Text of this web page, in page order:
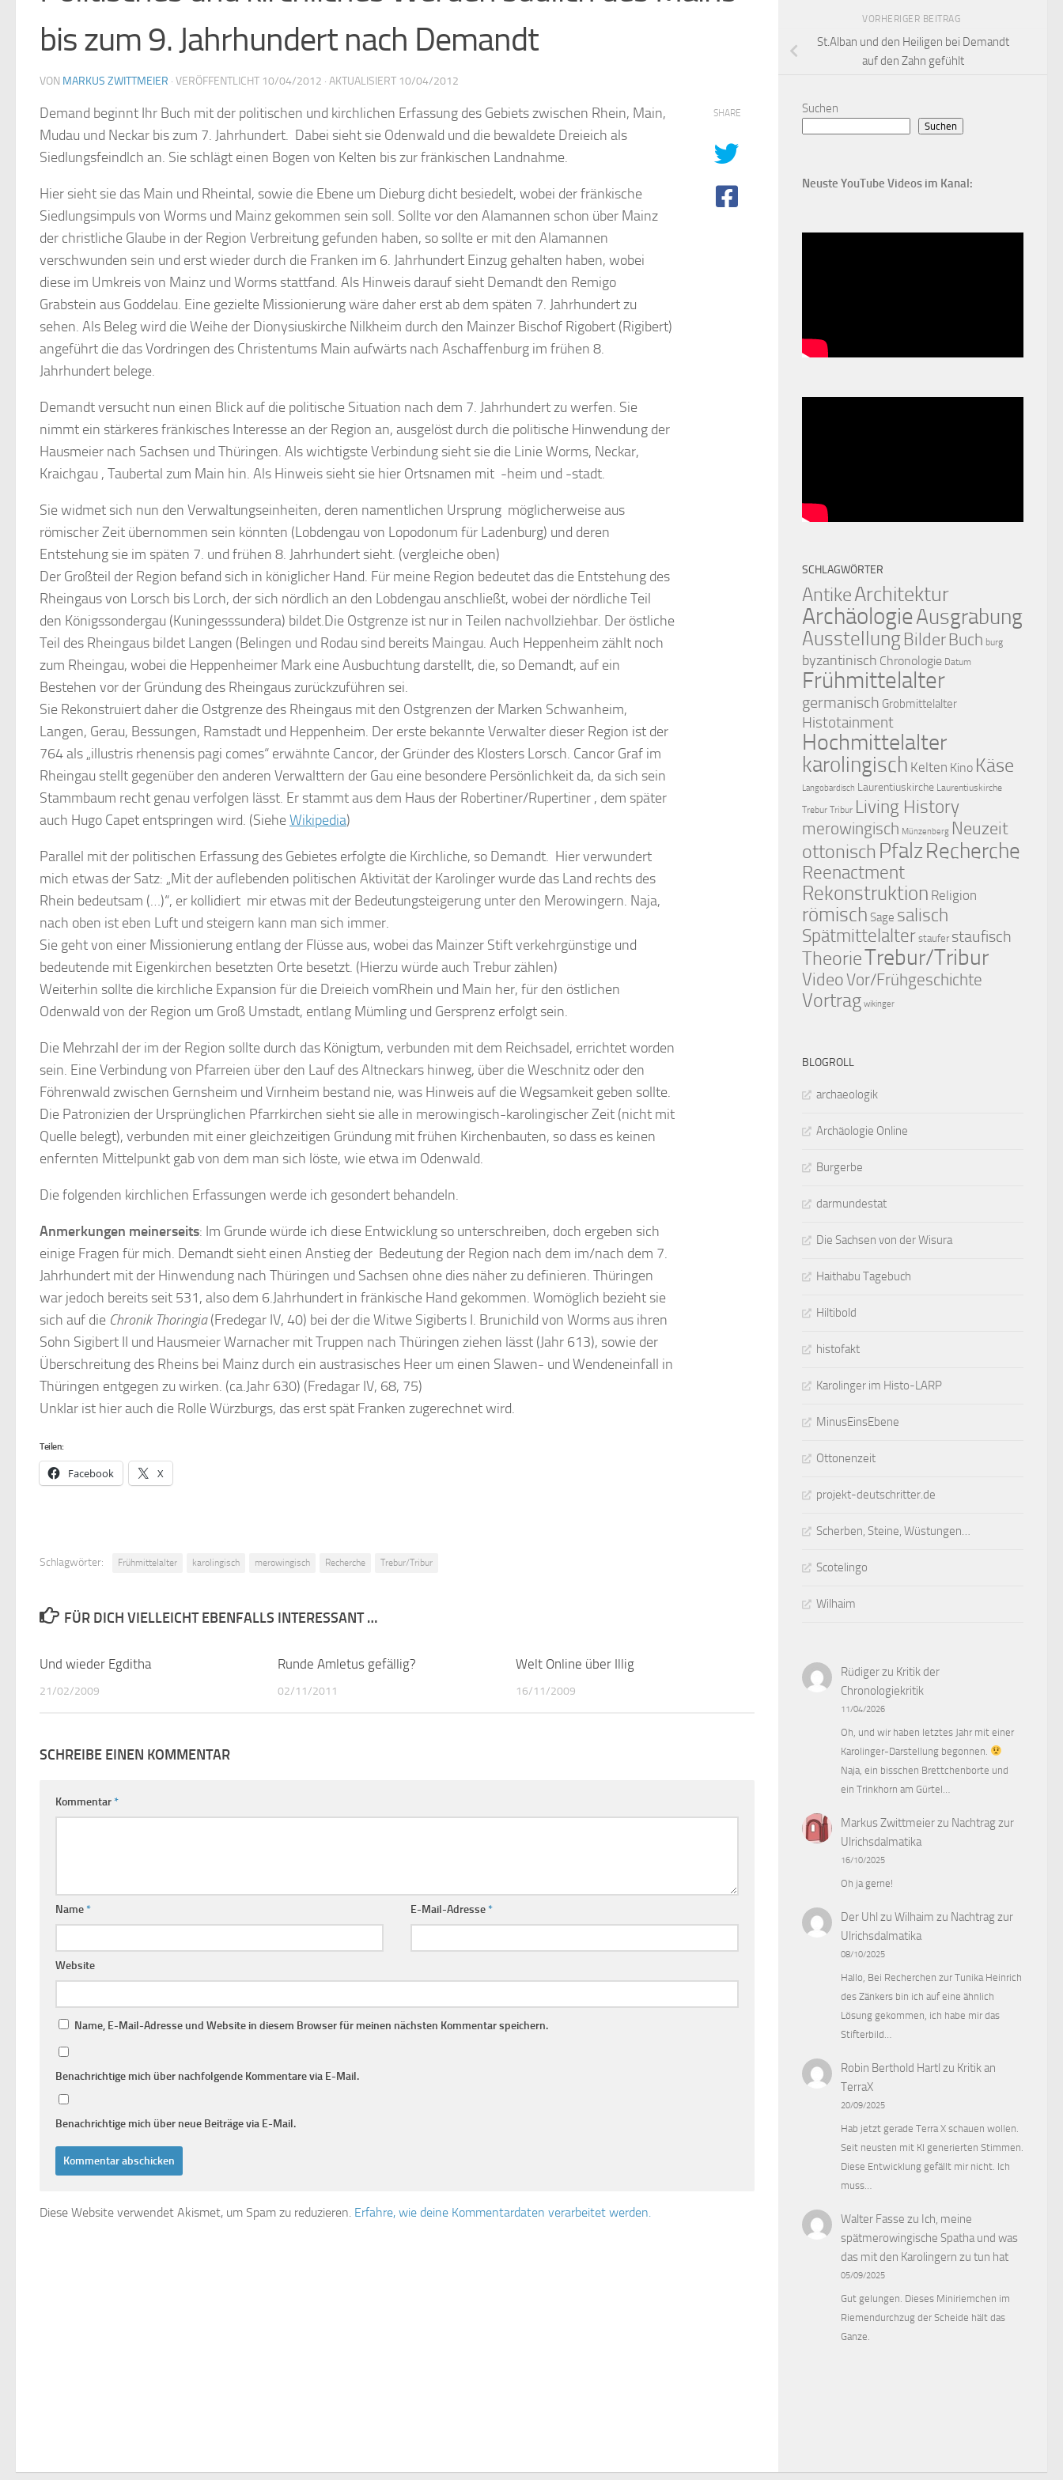
bis zum 9. Jahrhundert nach Demandt
VON MARKUS ZWITTMEIER · VERÖFFENTLICHT 10/04/2012 · AKTUALISIERT 10/04/2012
Demand beginnt Ihr Buch mit der politischen und kirchlichen Erfassung des Gebiets zwischen Rhein, Main,
Mudau und Neckar bis zum 7. Jahrhundert. Dabei sieht sie Odenwald und die bewaldete Dreieich als
Siedlungsfeindlch an. Sie schlägt einen Bogen von Kelten bis zur fränkischen Landnahme.
Hier sieht sie das Main und Rheintal, sowie die Ebene um Dieburg dicht besiedelt, wobei der fränkische
Siedlungsimpuls von Worms und Mainz gekommen sein soll. Sollte vor den Alamannen schon über Mainz
der christliche Glaube in der Region Verbreitung gefunden haben, so sollte er mit den Alamannen
verschwunden sein und erst wieder durch die Franken im 6. Jahrhundert Einzug gehalten haben, wobei
diese im Umkreis von Mainz und Worms stattfand. Als Hinweis darauf sieht Demandt den Remigo
Grabstein aus Goddelau. Eine gezielte Missionierung wäre daher erst ab dem späten 7. Jahrhundert zu
sehen. Als Beleg wird die Weihe der Dionysiuskirche Nilkheim durch den Mainzer Bischof Rigobert (Rigibert)
angeführt die das Vordringen des Christentums Main aufwärts nach Aschaffenburg im frühen 8.
Jahrhundert belege.
Demandt versucht nun einen Blick auf die politische Situation nach dem 7. Jahrhundert zu werfen. Sie
nimmt ein stärkeres fränkisches Interesse an der Region an, ausgelöst durch die politische Hinwendung der
Hausmeier nach Sachsen und Thüringen. Als wichtigste Verbindung sieht sie die Linie Worms, Neckar,
Kraichgau , Taubertal zum Main hin. Als Hinweis sieht sie hier Ortsnamen mit -heim und -stadt.
Sie widmet sich nun den Verwaltungseinheiten, deren namentlichen Ursprung möglicherweise aus
römischer Zeit übernommen sein könnten (Lobdengau von Lopodonum für Ladenburg) und deren
Entstehung sie im späten 7. und frühen 8. Jahrhundert sieht. (vergleiche oben)
Der Großteil der Region befand sich in königlicher Hand. Für meine Region bedeutet das die Entstehung des
Rheingaus von Lorsch bis Lorch, der sich nördlich an den Lobdengau anschließt, wobei der nördliche Teil
den Königssondergau (Kuningesssundera) bildet.Die Ostgrenze ist nur in Teilen nachvollziehbar. Der östliche
Teil des Rheingaus bildet Langen (Belingen und Rodau sind bereits Maingau. Auch Heppenheim zählt noch
zum Rheingau, wobei die Heppenheimer Mark eine Ausbuchtung darstellt, die, so Demandt, auf ein
Bestehen vor der Gründung des Rheingaus zurückzuführen sei.
Sie Rekonstruiert daher die Ostgrenze des Rheingaus mit den Ostgrenzen der Marken Schwanheim,
Langen, Gerau, Bessungen, Ramstadt und Heppenheim. Der erste bekannte Verwalter dieser Region ist der
764 als „illustris rhenensis pagi comes“ erwähnte Cancor, der Gründer des Klosters Lorsch. Cancor Graf im
Rheingau stellt gegenüber den anderen Verwalttern der Gau eine besondere Persönlichkeit da, da sich sein
Stammbaum recht genau verfolgen lässt. Er stammt aus dem Haus der Robertiner/Rupertiner , dem später
auch Hugo Capet entspringen wird. (SieheWikipedia)
Parallel mit der politischen Erfassung des Gebietes erfolgte die Kirchliche, so Demandt. Hier verwundert
mich etwas der Satz: „Mit der auflebenden politischen Aktivität der Karolinger wurde das Land rechts des
Rhein bedeutsam (…)“, er kollidiert mir etwas mit der Bedeutungsteigerung unter den Merowingern. Naja,
nach oben ist eben Luft und steigern kann man sich immer.
Sie geht von einer Missionierung entlang der Flüsse aus, wobei das Mainzer Stift verkehrgünstige und
bedeutende mit Eigenkirchen besetzten Orte besetzt. (Hierzu würde auch Trebur zählen)
Weiterhin sollte die kirchliche Expansion für die Dreieich vomRhein und Main her, für den östlichen
Odenwald von der Region um Groß Umstadt, entlang Mümling und Gersprenz erfolgt sein.
Die Mehrzahl der im der Region sollte durch das Königtum, verbunden mit dem Reichsadel, errichtet worden
sein. Eine Verbindung von Pfarreien über den Lauf des Altneckars hinweg, über die Weschnitz oder den
Föhrenwald zwischen Gernsheim und Virnheim bestand nie, was Hinweis auf die Wegsamkeit geben sollte.
Die Patronizien der Ursprünglichen Pfarrkirchen sieht sie alle in merowingisch-karolingischer Zeit (nicht mit
Quelle belegt), verbunden mit einer gleichzeitigen Gründung mit frühen Kirchenbauten, so dass es keinen
enfernten Mittelpunkt gab von dem man sich löste, wie etwa im Odenwald.
Die folgenden kirchlichen Erfassungen werde ich gesondert behandeln.
Anmerkungen meinerseits: Im Grunde würde ich diese Entwicklung so unterschreiben, doch ergeben sich
einige Fragen für mich. Demandt sieht einen Anstieg der Bedeutung der Region nach dem im/nach dem 7.
Jahrhundert mit der Hinwendung nach Thüringen und Sachsen ohne dies näher zu definieren. Thüringen
war jedoch bereits seit 531, also dem 6.Jahrhundert in fränkische Hand gekommen. Womöglich bezieht sie
sich auf die Chronik Thoringia(Fredegar IV, 40) bei der die Witwe Sigiberts I. Brunichild von Worms aus ihren
Sohn Sigibert II und Hausmeier Warnacher mit Truppen nach Thüringen ziehen lässt (Jahr 613), sowie der
Überschreitung des Rheins bei Mainz durch ein austrasisches Heer um einen Slawen- und Wendeneinfall in
Thüringen entgegen zu wirken. (ca.Jahr 630) (Fredagar IV, 68, 75)
Unklar ist hier auch die Rolle Würzburgs, das erst spät Franken zugerechnet wird.
Teilen:
Facebook X
SHARE
Schlagwörter: Frühmittelalter karolingisch merowingisch Recherche Trebur/Tribur
FÜR DICH VIELLEICHT EBENFALLS INTERESSANT …
Und wieder Egditha
21/02/2009
Runde Amletus gefällig?
02/11/2011
Welt Online über Illig
16/11/2009
SCHREIBE EINEN KOMMENTAR
Kommentar*
Name* E-Mail-Adresse*
Website
Name, E-Mail-Adresse und Website in diesem Browser für meinen nächsten Kommentar speichern.
Benachrichtige mich über nachfolgende Kommentare via E-Mail.
Benachrichtige mich über neue Beiträge via E-Mail.
Diese Website verwendet Akismet, um Spam zu reduzieren. Erfahre, wie deine Kommentardaten verarbeitet werden.
VORHERIGER BEITRAG
St.Alban und den Heiligen bei Demandt
auf den Zahn gefühlt
Suchen
Suchen
Neuste YouTube Videos im Kanal:
SCHLAGWÖRTER
AntikeArchitektur
ArchäologieAusgrabung
AusstellungBilder Buch burg
byzantinisch Chronologie Datum
Frühmittelalter
germanisch Grobmittelalter
Histotainment
Hochmittelalter
karolingisch Kelten Kino Käse
Langobardisch Laurentiuskirche Laurentiuskirche
Trebur Tribur Living History
merowingisch Münzenberg Neuzeit
ottonisch PfalzRecherche
Reenactment
Rekonstruktion Religion
römisch Sage salisch
Spätmittelalter staufer staufisch
TheorieTrebur/Tribur
VideoVor/Frühgeschichte
Vortrag wikinger
BLOGROLL
archaeologik
Archäologie Online
Burgerbe
darmundestat
Die Sachsen von der Wisura
Haithabu Tagebuch
Hiltibold
histofakt
Karolinger im Histo-LARP
MinusEinsEbene
Ottonenzeit
projekt-deutschritter.de
Scherben, Steine, Wüstungen…
Scotelingo
Wilhaim
Rüdigerzu Kritik der
Chronologiekritik
11/04/2026
Oh, und wir haben letztes Jahr mit einer
Karolinger-Darstellung begonnen.
Naja, ein bisschen Brettchenborte und
ein Trinkhorn am Gürtel…
Markus Zwittmeierzu Nachtrag zur
Ulrichsdalmatika
16/10/2025
Oh ja gerne!
Der Uhl zu Wilhaim zu Nachtrag zur
Ulrichsdalmatika
08/10/2025
Hallo, Bei Recherchen zur Tunika Heinrich
des Zänkers bin ich auf eine ähnlich
Lösung gekommen, ich habe mir das
Stifterbild…
Robin Berthold Hartl zu Kritik an
TerraX
20/09/2025
Hab jetzt gerade Terra X schauen wollen.
Seit neusten mit KI generierten Stimmen.
Diese Entwicklung gefällt mir nicht. Ich
muss…
Walter Fasse zu Ich, meine
spätmerowingische Spatha und was
das mit den Karolingern zu tun hat
05/09/2025
Gut gelungen. Dieses Miniriemchen im
Riemendurchzug der Scheide hält das
Ganze.